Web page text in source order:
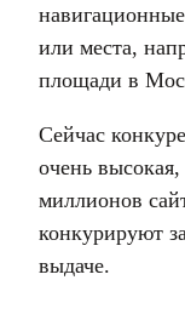
или места,
площади в
Сейчас
очень
миллионов
конкурируют
выдаче.